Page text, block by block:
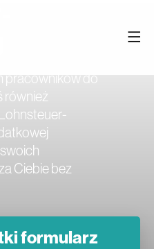
pracowników do
również
Ciebie bez
formularz